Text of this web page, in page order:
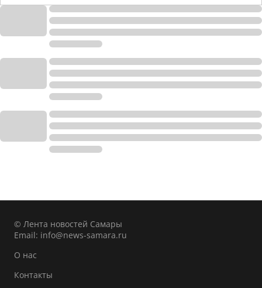
© Лента новостей Самары
Email: info@news-samara.ru
О нас
Контакты